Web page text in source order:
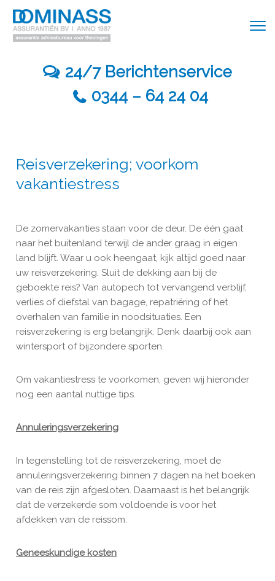
24/7 Berichtenservice
0344 – 64 24 04
Reisverzekering; voorkom
vakantiestress
De zomervakanties staan voor de deur. De één gaat
naar het buitenland terwijl de ander graag in eigen
land blijft. Waar u ook heengaat, kijk altijd goed naar
uw reisverzekering. Sluit de dekking aan bij de
geboekte reis? Van autopech tot vervangend verblijf,
verlies of diefstal van bagage, repatriëring of het
overhalen van familie in noodsituaties. Een
reisverzekering is erg belangrijk. Denk daarbij ook aan
wintersport of bijzondere sporten.
Om vakantiestress te voorkomen, geven wij hieronder
nog een aantal nuttige tips.
Annuleringsverzekering
In tegenstelling tot de reisverzekering, moet de
annuleringsverzekering binnen 7 dagen na het boeken
van de reis zijn afgesloten. Daarnaast is het belangrijk
dat de verzekerde som voldoende is voor het
afdekken van de reissom.
Geneeskundige kosten